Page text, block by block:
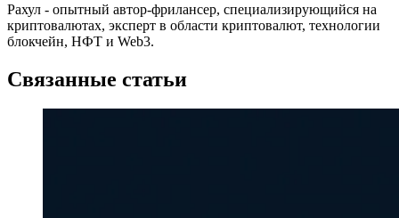
Рахул - опытный автор-фрилансер, специализирующийся на
криптовалютах, эксперт в области криптовалют, технологии
блокчейн, НФТ и Web3.
Связанные статьи